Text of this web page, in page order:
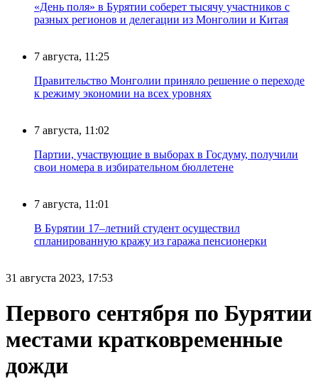
«День поля» в Бурятии соберет тысячу участников с
разных регионов и делегации из Монголии и Китая
7 августа, 11:25
Правительство Монголии приняло решение о переходе
к режиму экономии на всех уровнях
7 августа, 11:02
Партии, участвующие в выборах в Госдуму, получили
свои номера в избирательном бюллетене
7 августа, 11:01
В Бурятии 17–летний студент осуществил
спланированную кражу из гаража пенсионерки
31 августа 2023, 17:53
Первого сентября по Бурятии
местами кратковременные
дожди